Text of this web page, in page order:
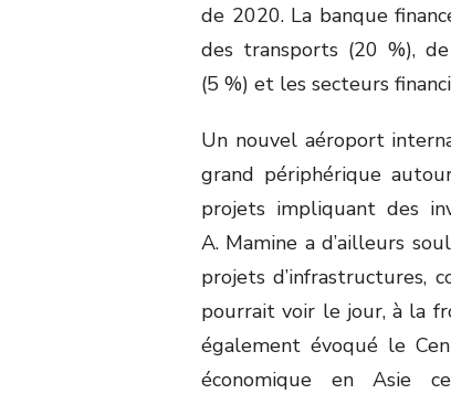
de 2020. La banque
des transports (20 %),
(5 %) et les secteurs
Un nouvel aéroport
grand périphérique
projets impliquant des
A. Mamine a d’ailleurs
projets d’infrastructures,
pourrait voir le jour, à la
également évoqué le
économique en Asie